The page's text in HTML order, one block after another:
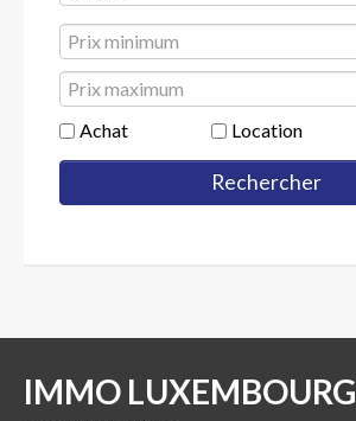
Achat Location
IMMO LUXEMBOURG